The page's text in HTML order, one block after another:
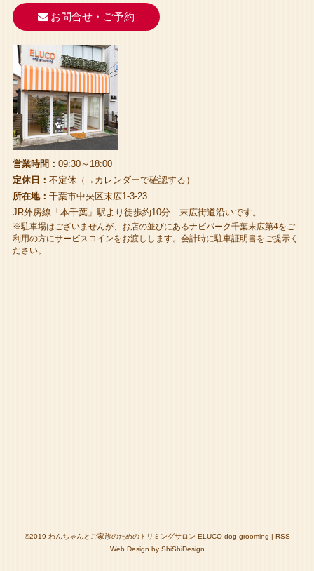
お問合せ・ご予約
営業時間： 09:30～18:00
定休日： 不定休（→ カレンダーで確認する ）
所在地： 千葉市中央区末広1-3-23
JR外房線「本千葉」駅より徒歩約10分 末広街道沿いです。
※駐車場はございませんが、お店の並びにあるナビパーク千葉末広第4をご
利用の方にサービスコインをお渡しします。会計時に駐車証明書をご提示く
ださい。
©2019 わんちゃんとご家族のためのトリミングサロン ELUCO dog grooming | RSS
Web Design by ShiShiDesign